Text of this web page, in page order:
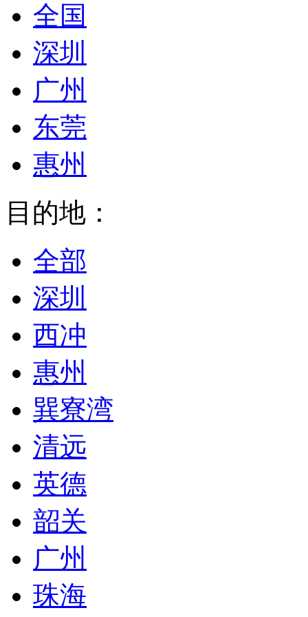
全国
深圳
广州
东莞
惠州
目的地：
全部
深圳
西冲
惠州
巽寮湾
清远
英德
韶关
广州
珠海